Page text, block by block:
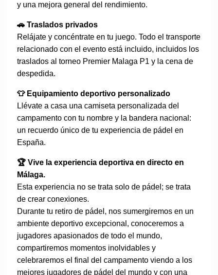
y una mejora general del rendimiento.
🚗 Traslados privados
Relájate y concéntrate en tu juego. Todo el transporte
relacionado con el evento está incluido, incluidos los
traslados al torneo Premier Malaga P1 y la cena de
despedida.
👕 Equipamiento deportivo personalizado
Llévate a casa una camiseta personalizada del
campamento con tu nombre y la bandera nacional:
un recuerdo único de tu experiencia de pádel en
España.
🏆 Vive la experiencia deportiva en directo en
Málaga.
Esta experiencia no se trata solo de pádel; se trata
de crear conexiones.
Durante tu retiro de pádel, nos sumergiremos en un
ambiente deportivo excepcional, conoceremos a
jugadores apasionados de todo el mundo,
compartiremos momentos inolvidables y
celebraremos el final del campamento viendo a los
mejores jugadores de pádel del mundo y con una